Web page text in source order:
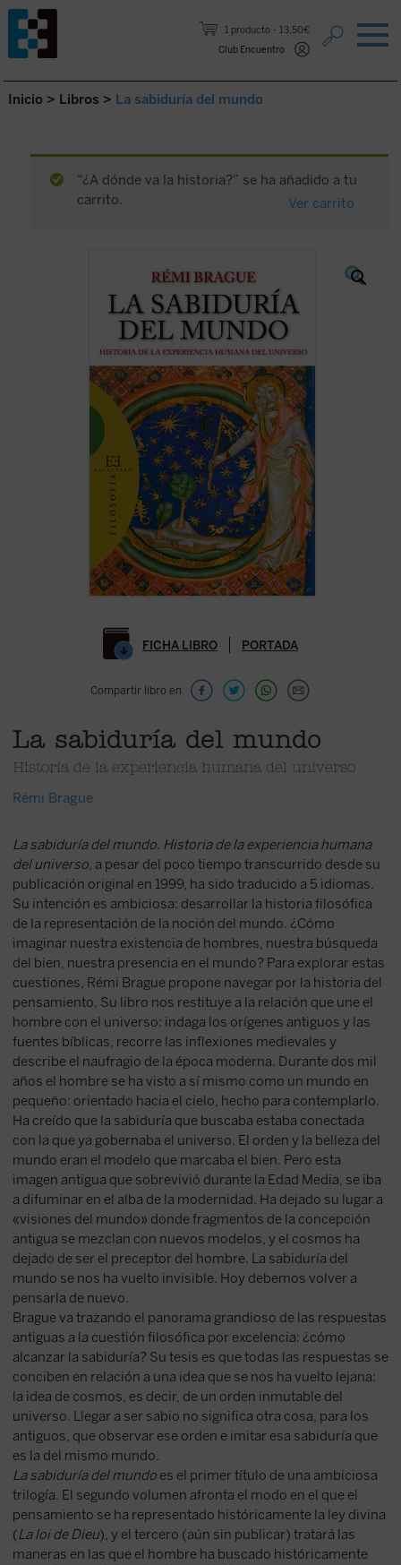
1 producto
13,50€
Club Encuentro
Saltar al contenido.
Inicio > Libros > La sabiduría del mundo
“¿A dónde va la historia?” se ha añadido a tu
carrito.
Ver carrito
FICHA LIBRO PORTADA
Compartir libro en
La sabiduría del mundo
Historia de la experiencia humana del universo
Rémi Brague
La sabiduría del mundo. Historia de la experiencia humana
del universo, a pesar del poco tiempo transcurrido desde su
publicación original en 1999, ha sido traducido a 5 idiomas.
Su intención es ambiciosa: desarrollar la historia filosófica
de la representación de la noción del mundo. ¿Cómo
imaginar nuestra existencia de hombres, nuestra búsqueda
del bien, nuestra presencia en el mundo? Para explorar estas
cuestiones, Rémi Brague propone navegar por la historia del
pensamiento. Su libro nos restituye a la relación que une el
hombre con el universo: indaga los orígenes antiguos y las
fuentes bíblicas, recorre las inflexiones medievales y
describe el naufragio de la época moderna. Durante dos mil
años el hombre se ha visto a sí mismo como un mundo en
pequeño: orientado hacia el cielo, hecho para contemplarlo.
Ha creído que la sabiduría que buscaba estaba conectada
con la que ya gobernaba el universo. El orden y la belleza del
mundo eran el modelo que marcaba el bien. Pero esta
imagen antigua que sobrevivió durante la Edad Media, se iba
a difuminar en el alba de la modernidad. Ha dejado su lugar a
«visiones del mundo» donde fragmentos de la concepción
antigua se mezclan con nuevos modelos, y el cosmos ha
dejado de ser el preceptor del hombre. La sabiduría del
mundo se nos ha vuelto invisible. Hoy debemos volver a
pensarla de nuevo.
Brague va trazando el panorama grandioso de las respuestas
antiguas a la cuestión filosófica por excelencia: ¿cómo
alcanzar la sabiduría? Su tesis es que todas las respuestas se
conciben en relación a una idea que se nos ha vuelto lejana:
la idea de cosmos, es decir, de un orden inmutable del
universo. Llegar a ser sabio no significa otra cosa, para los
antiguos, que observar ese orden e imitar esa sabiduría que
es la del mismo mundo.
La sabiduría del mundoes el primer título de una ambiciosa
trilogía. El segundo volumen afronta el modo en el que el
pensamiento se ha representado históricamente la ley divina
(La loi de Dieu), y el tercero (aún sin publicar) tratará las
maneras en las que el hombre ha buscado históricamente